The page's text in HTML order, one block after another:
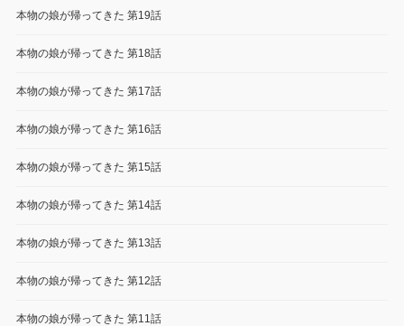
本物の娘が帰ってきた 第19話
本物の娘が帰ってきた 第18話
本物の娘が帰ってきた 第17話
本物の娘が帰ってきた 第16話
本物の娘が帰ってきた 第15話
本物の娘が帰ってきた 第14話
本物の娘が帰ってきた 第13話
本物の娘が帰ってきた 第12話
本物の娘が帰ってきた 第11話